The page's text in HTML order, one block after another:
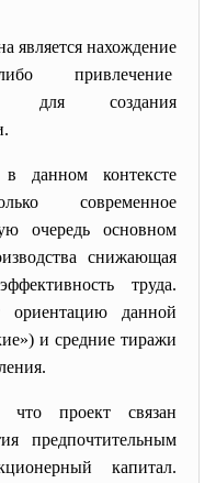
является нахождение
привлечение
для создания
данном контексте
современное
очередь основном
снижающая
труда.
ориентацию данной
и средние тиражи
проект связан
предпочтительным
капитал.